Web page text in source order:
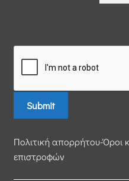
Πολιτική απορρήτου-Όροι
επιστροφών